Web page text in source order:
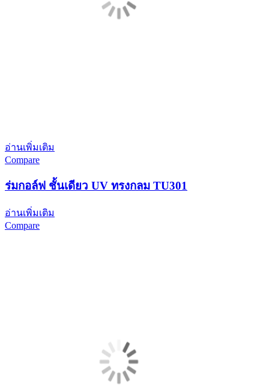
อ่านเพิ่มเติม
Compare
ร่มกอล์ฟ ชั้นเดียว UV ทรงกลม TU301
อ่านเพิ่มเติม
Compare